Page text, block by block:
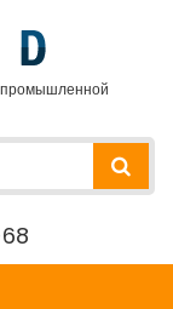
промышленной